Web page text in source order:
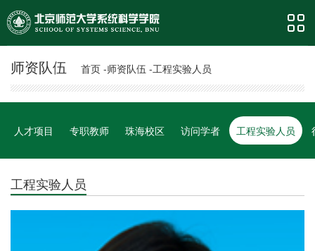
师资队伍 首页 -师资队伍 -工程实验人员
人才项目 专职教师 珠海校区 访问学者 工程实验人员
工程实验人员